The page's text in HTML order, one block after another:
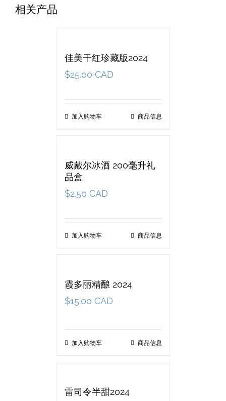
相关产品
佳美干红珍藏版2024
$25.00 CAD
加入购物车 商品信息
威戴尔冰酒 200毫升礼
品盒
$2.50 CAD
加入购物车 商品信息
霞多丽精酿 2024
$15.00 CAD
加入购物车 商品信息
雷司令半甜2024